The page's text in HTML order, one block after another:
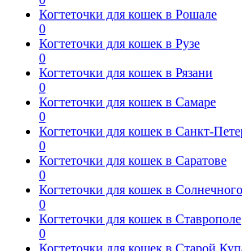
Когтеточки для кошек в Рошале
0
Когтеточки для кошек в Рузе
0
Когтеточки для кошек в Рязани
0
Когтеточки для кошек в Самаре
0
Когтеточки для кошек в Санкт-
0
Когтеточки для кошек в Саратове
0
Когтеточки для кошек в
0
Когтеточки для кошек в Ставрополе
0
Когтеточки для кошек в Старой